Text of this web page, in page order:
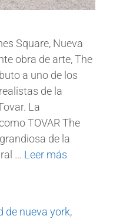
Square, Nueva
obra de arte, The
a uno de los
de la
La
TOVAR The
de la
… Leer más
de nueva york,